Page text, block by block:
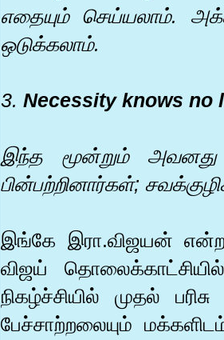
எதையும் செய்யலாம்.
ஒடுக்கலாம்.
3. Necessity knows no
இந்த மூன்றும் அவனது
பின்பற்றினார்கள்;
இங்கே இரா.விஜயன்
விஜய்
நிகழ்ச்சியில் முதல்
பேச்சாற்றலையும்